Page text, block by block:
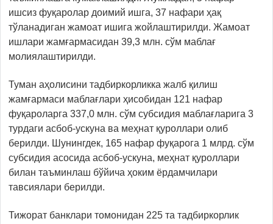
ишсиз фуқаролар доимий ишга, 37 нафари ҳақ
тўланадиган жамоат ишига жойлаштирилди. Жамоат
ишлари жамғармасидан 39,3 млн. сўм маблағ
молиялаштирилди.
Туман аҳолисини тадбиркорликка жалб қилиш
жамғармаси маблағлари ҳисобидан 121 нафар
фуқароларга 337,0 млн. сўм субсидия маблағларига 3
турдаги асбоб-ускуна ва меҳнат қуроллари олиб
берилди. Шунингдек, 165 нафар фуқарога 1 млрд. сўм
субсидия асосида асбоб-ускуна, меҳнат қуроллари
билан таъминлаш бўйича ҳоким ёрдамчилари
тавсиялари берилди.
Тижорат банклари томонидан 225 та тадбиркорлик